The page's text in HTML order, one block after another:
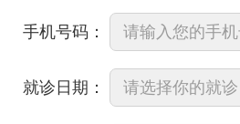
手机号码：
就诊日期：